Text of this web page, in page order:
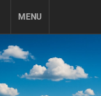
MENU